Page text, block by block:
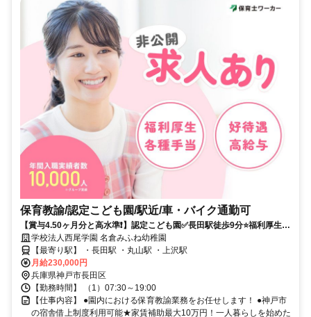
保育教諭/認定こども園/駅近/車・バイク通勤可
【賞与4.50ヶ月分と高水準❗️】認定こども園✅長田駅徒歩9分⭐福利厚生充
実⭕家賃補助あり⭐子育て中の方でも働きやすい❗️
学校法人西尾学園 名倉みふね幼稚園
【最寄り駅】 ・長田駅 ・丸山駅 ・上沢駅
月給230,000円
兵庫県神戸市長田区
【勤務時間】 （1）07:30～19:00
【仕事内容】 ●園内における保育教諭業務をお任せします！ ●神戸市
の宿舎借上制度利用可能★家賃補助最大10万円！一人暮らしを始めた